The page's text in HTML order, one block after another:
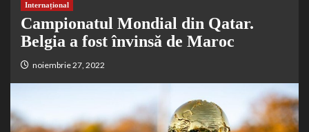
Internațional
Campionatul Mondial din Qatar.
Belgia a fost învinsă de Maroc
noiembrie 27, 2022